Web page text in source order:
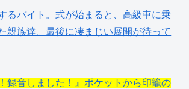
るバイト。式が始まると、高級車に乗
親族達。最後に凄まじい展開が待って
録音しました！』ポケットから印籠の